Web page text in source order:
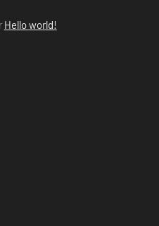
Hello world!